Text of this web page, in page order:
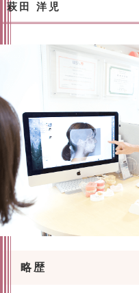
萩田 洋児
略歴